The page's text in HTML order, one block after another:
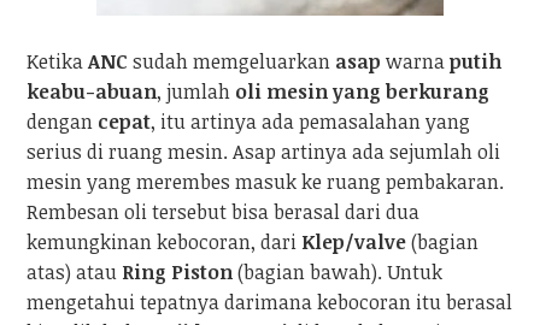
KetikaANCsudah memgeluarkan asapwarnaputih
keabu-abuan, jumlah oli mesin yang berkurang
dengan cepat, itu artinya ada pemasalahan yang
serius di ruang mesin. Asap artinya ada sejumlah oli
mesin yang merembes masuk ke ruang pembakaran.
Rembesan oli tersebut bisa berasal dari dua
kemungkinan kebocoran, dari Klep/valve(bagian
atas) atau Ring Piston(bagian bawah). Untuk
mengetahui tepatnya darimana kebocoran itu berasal